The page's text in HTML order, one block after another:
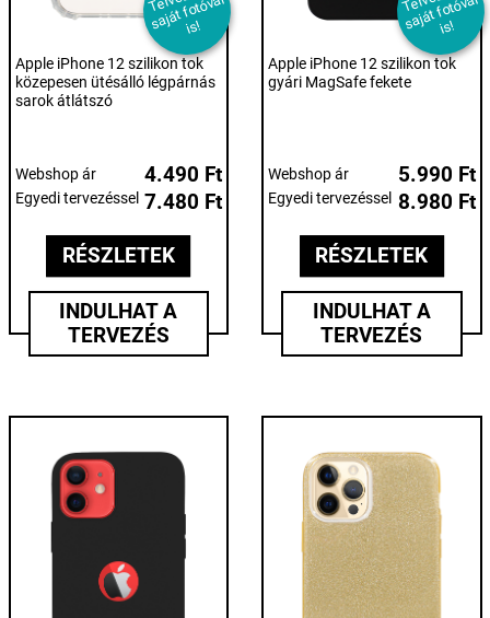
v
al
s!
Apple iPhone 12 szilikon tok
közepesen ütésálló légpárnás
sarok átlátszó
Webshop ár 4.490 Ft
Egyedi tervezéssel 7.480 Ft
RÉSZLETEK
INDULHAT A
TERVEZÉS
v
al
s!
Apple iPhone 12 szilikon tok
gyári MagSafe fekete
Webshop ár 5.990 Ft
Egyedi tervezéssel 8.980 Ft
RÉSZLETEK
INDULHAT A
TERVEZÉS